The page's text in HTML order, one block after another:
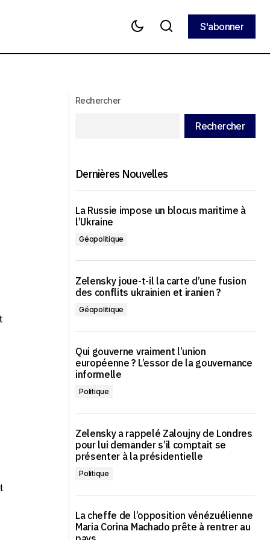
S'abonner
on en parle
Rechercher
Rechercher
Dernières Nouvelles
La Russie impose un blocus maritime à
l’Ukraine
Géopolitique
Zelensky joue-t-il la carte d’une fusion
des conflits ukrainien et iranien ?
Géopolitique
Qui gouverne vraiment l’union
européenne ? L’essor de la gouvernance
informelle
Politique
Zelensky a rappelé Zaloujny de Londres
pour lui demander s’il comptait se
présenter à la présidentielle
Politique
La cheffe de l’opposition vénézuélienne
Maria Corina Machado prête à rentrer au